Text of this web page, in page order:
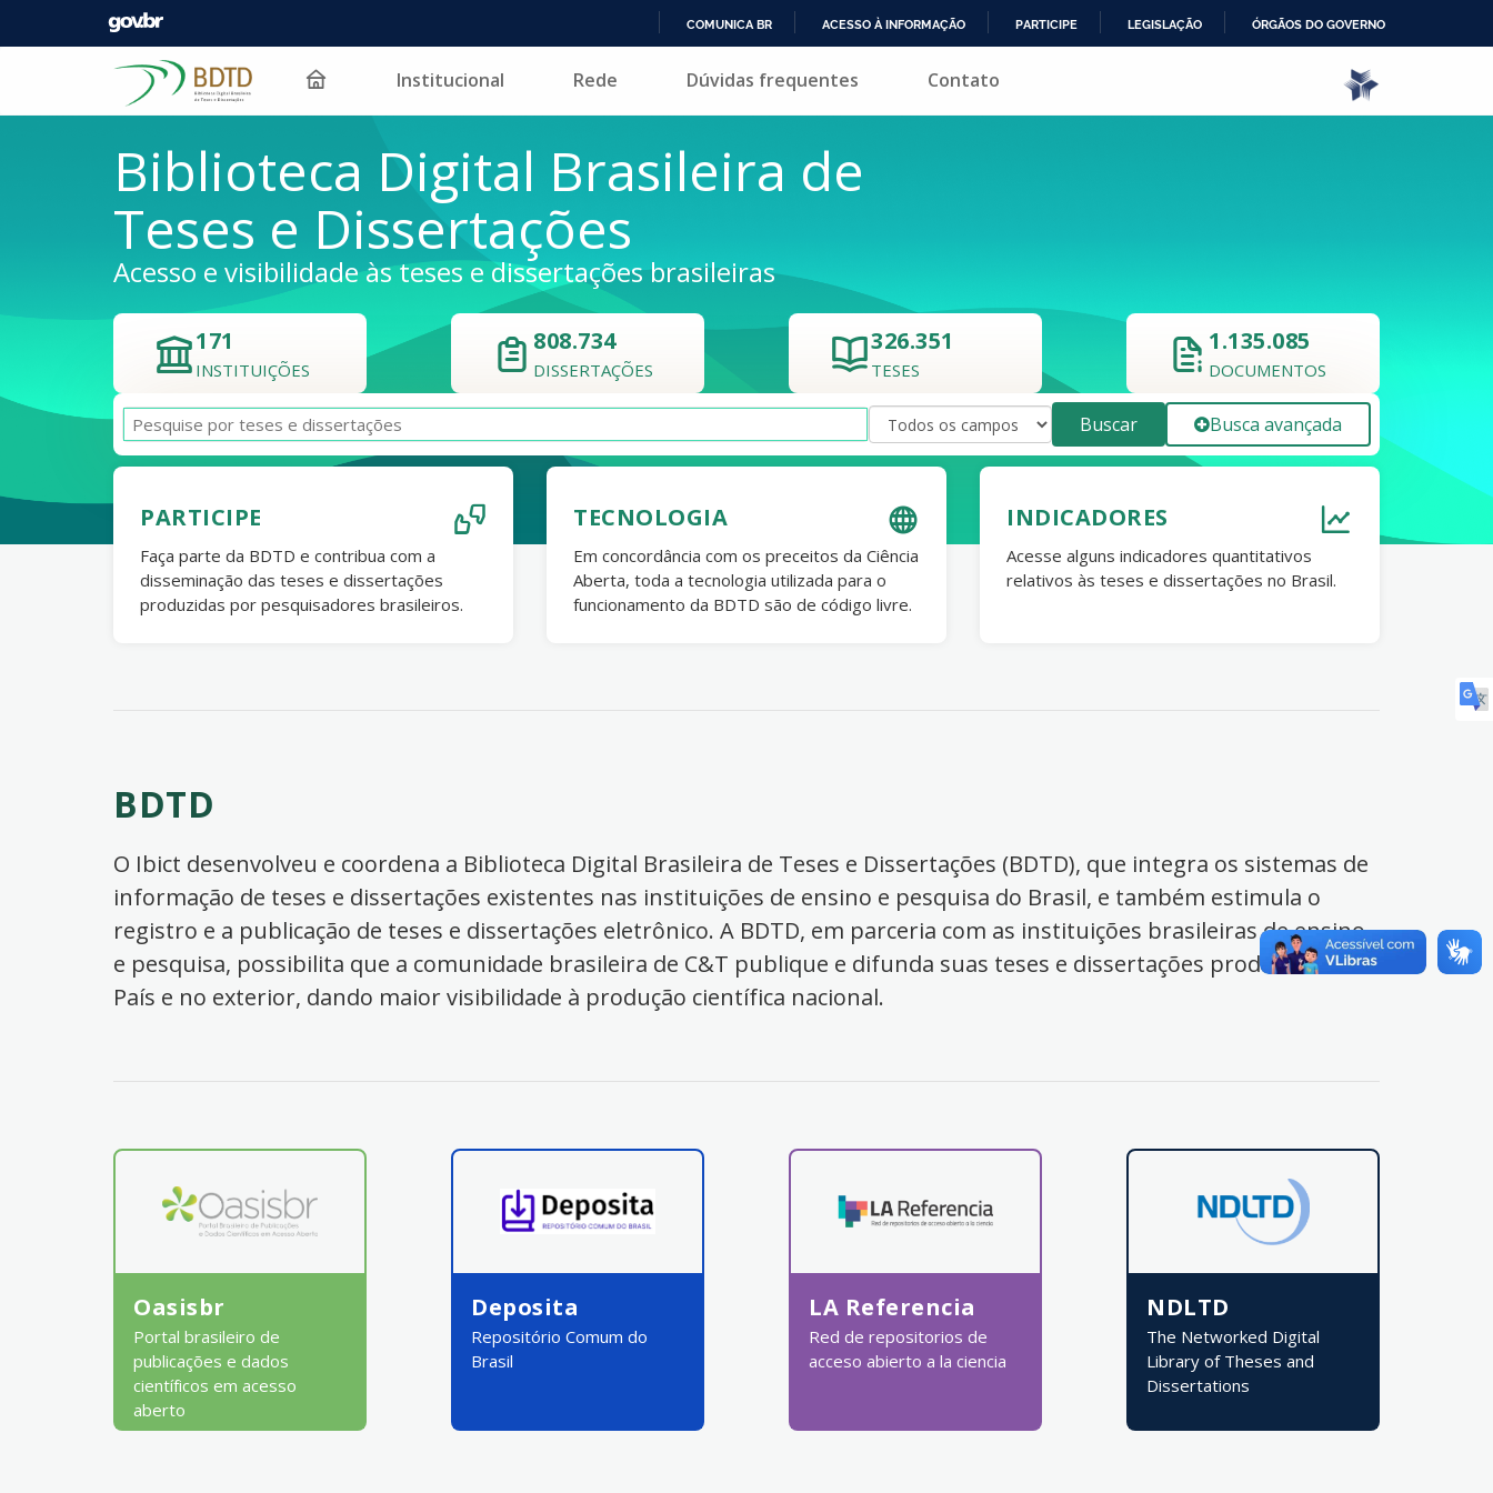
PARA
COMUNICA BR ACESSO À INFORMAÇÃO PARTICIPE LEGISLAÇÃO ÓRGÃOS DO GOVERNO
Pular para o conteúdo Institucional Rede Dúvidas frequentes Contato
Biblioteca Digital Brasileira de
Teses e Dissertações
Acesso e visibilidade às teses e dissertações brasileiras
171
INSTITUIÇÕES
808.734
DISSERTAÇÕES
326.351
TESES
1.135.085
DOCUMENTOS
Buscar Busca avançada
PARTICIPE
Faça parte da BDTD e contribua com a
disseminação das teses e dissertações
produzidas por pesquisadores brasileiros.
TECNOLOGIA
Em concordância com os preceitos da Ciência
Aberta, toda a tecnologia utilizada para o
funcionamento da BDTD são de código livre.
INDICADORES
Acesse alguns indicadores quantitativos
relativos às teses e dissertações no Brasil.
BDTD
O Ibict desenvolveu e coordena a Biblioteca Digital Brasileira de Teses e Dissertações (BDTD), que integra os sistemas de
informação de teses e dissertações existentes nas instituições de ensino e pesquisa do Brasil, e também estimula o
registro e a publicação de teses e dissertações eletrônico. A BDTD, em parceria com as instituições brasileiras de ensino
e pesquisa, possibilita que a comunidade brasileira de C&T publique e difunda suas teses e dissertações produzidas no
País e no exterior, dando maior visibilidade à produção científica nacional.
Oasisbr
Portal brasileiro de
publicações e dados
científicos em acesso
aberto
Deposita
Repositório Comum do
Brasil
LA Referencia
Red de repositorios de
acceso abierto a la ciencia
NDLTD
The Networked Digital
Library of Theses and
Dissertations